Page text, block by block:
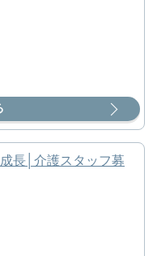
長│介護スタッフ募